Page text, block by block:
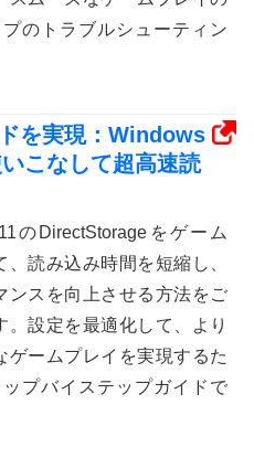
のトラブルシューティン
を実現：Windows
こなして超高速読
のDirectStorageをゲーム
、読み込み時間を短縮し、
ンスを向上させる方法をご
。設定を最適化して、より
ゲームプレイを実現するた
プバイステップガイドで